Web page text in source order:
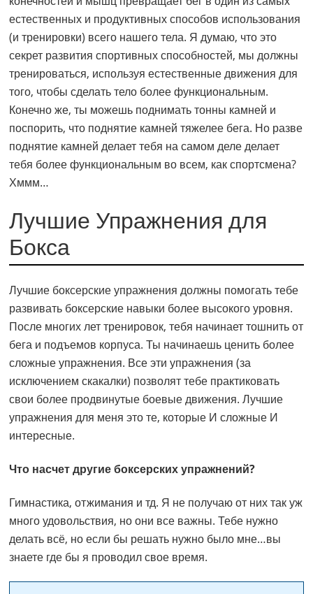
естественных и продуктивных способов использования
(и тренировки) всего нашего тела. Я думаю, что это
секрет развития спортивных способностей, мы должны
тренироваться, используя естественные движения для
того, чтобы сделать тело более функциональным.
Конечно же, ты можешь поднимать тонны камней и
поспорить, что поднятие камней тяжелее бега. Но разве
поднятие камней делает тебя на самом деле делает
тебя более функциональным во всем, как спортсмена?
Хммм…
Лучшие Упражнения для
Бокса
Лучшие боксерские упражнения должны помогать тебе
развивать боксерские навыки более высокого уровня.
После многих лет тренировок, тебя начинает тошнить от
бега и подъемов корпуса. Ты начинаешь ценить более
сложные упражнения. Все эти упражнения (за
исключением скакалки) позволят тебе практиковать
свои более продвинутые боевые движения. Лучшие
упражнения для меня это те, которые И сложные И
интересные.
Что насчет другие боксерских упражнений?
Гимнастика, отжимания и тд. Я не получаю от них так уж
много удовольствия, но они все важны. Тебе нужно
делать всё, но если бы решать нужно было мне…вы
знаете где бы я проводил свое время.